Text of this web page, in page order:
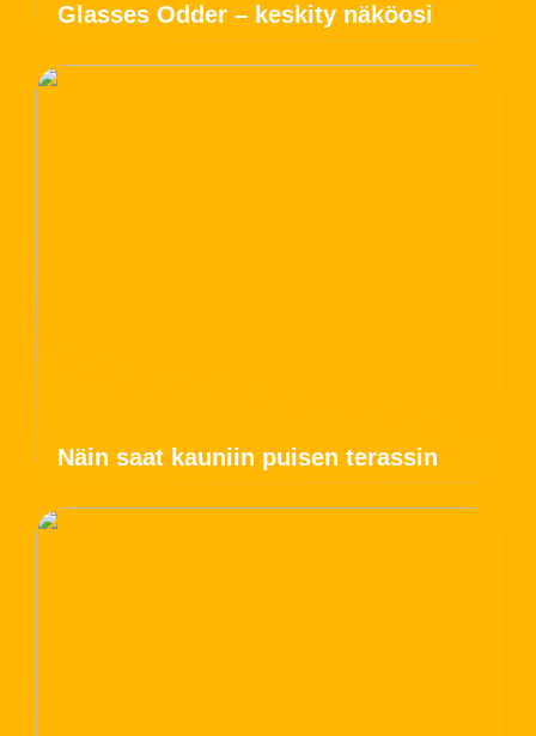
Glasses Odder – keskity näköosi
Näin saat kauniin puisen terassin